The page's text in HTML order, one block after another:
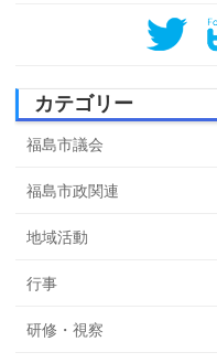
カテゴリー
福島市議会
福島市政関連
地域活動
行事
研修・視察